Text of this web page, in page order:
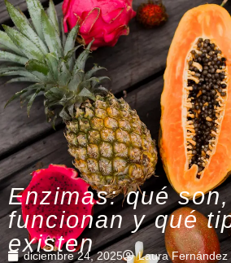
Enzimas: qué
funcionan y qué
existen
diciembre 24, 2025
Laura Fernández